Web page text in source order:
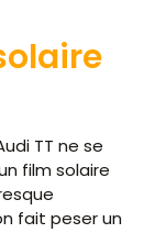
TT ne se
film solaire
fait peser un